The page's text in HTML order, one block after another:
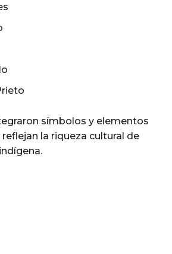
símbolos y elementos
la riqueza cultural de